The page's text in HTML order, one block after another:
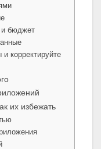
и бюджет
и корректируйте
их избежать